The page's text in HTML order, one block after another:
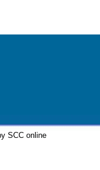
SCC online